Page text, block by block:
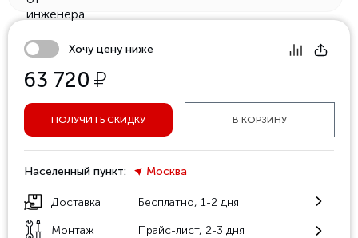
Хочу цену ниже
63 720 у
ПОЛУЧИТЬ СКИДКУ В КОРЗИНУ
Населенный пункт: Москва
Доставка Бесплатно, 1-2 дня
Монтаж Прайс-лист, 2-3 дня